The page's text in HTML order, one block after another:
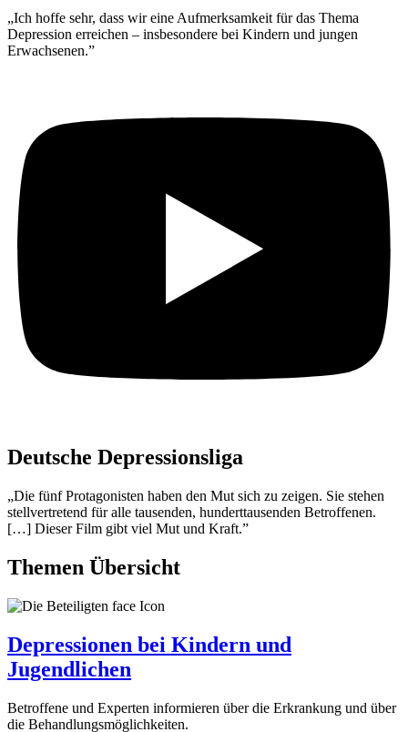
„Ich hoffe sehr, dass wir eine Aufmerksamkeit für das Thema
Depression erreichen – insbesondere bei Kindern und jungen
Erwachsenen.”
Deutsche Depressionsliga
„Die fünf Protagonisten haben den Mut sich zu zeigen. Sie stehen
stellvertretend für alle tausenden, hunderttausenden Betroffenen.
[…] Dieser Film gibt viel Mut und Kraft.”
Themen Übersicht
Depressionen bei Kindern und
Jugendlichen
Betroffene und Experten informieren über die Erkrankung und über
die Behandlungsmöglichkeiten.